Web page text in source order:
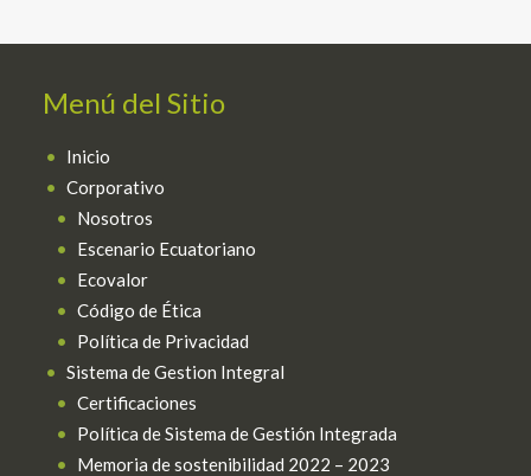
Menú del Sitio
Inicio
Corporativo
Nosotros
Escenario Ecuatoriano
Ecovalor
Código de Ética
Política de Privacidad
Sistema de Gestion Integral
Certificaciones
Política de Sistema de Gestión Integrada
Memoria de sostenibilidad 2022 – 2023